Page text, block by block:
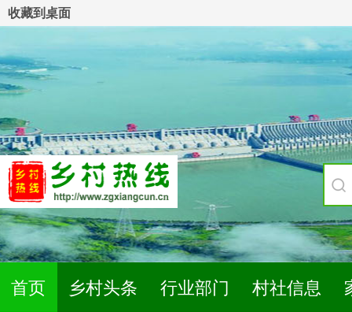
收藏到桌面
首页 乡村头条 行业部门 村社信息